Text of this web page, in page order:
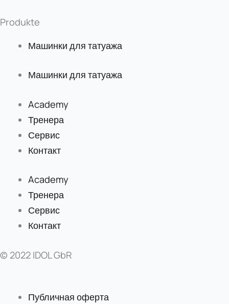
Produkte
Машинки для татуажа
Машинки для татуажа
Academy
Тренера
Сервис
Контакт
Academy
Тренера
Сервис
Контакт
© 2022 IDOL GbR
Публичная оферта